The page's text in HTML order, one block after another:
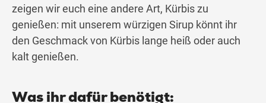
zeigen wir euch eine andere Art, Kürbis zu
genießen: mit unserem würzigen Sirup könnt ihr
den Geschmack von Kürbis lange heiß oder auch
kalt genießen.
Was ihr dafür benötigt: